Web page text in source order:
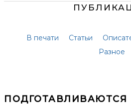
В печати Статьи
Разное
ПОДГОТАВЛИВАЮТСЯ